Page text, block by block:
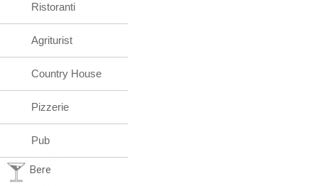
Ristoranti
Agriturist
Country House
Pizzerie
Pub
Bere